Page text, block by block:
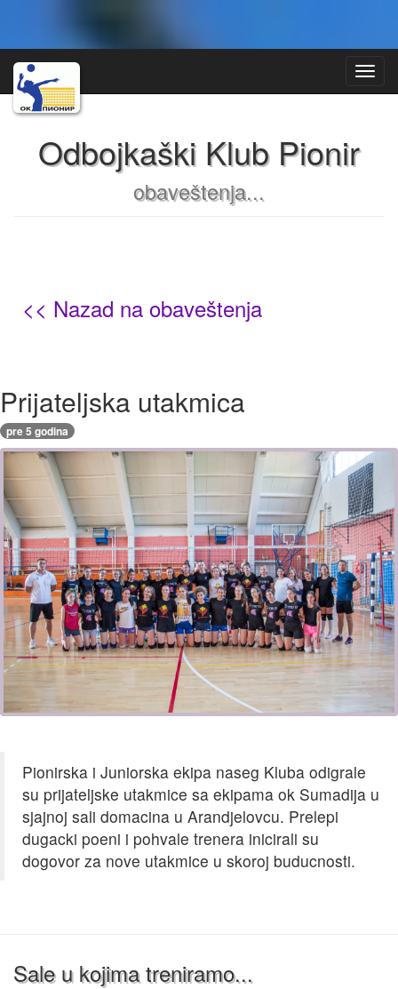
Odbojkaški Klub Pionir
obaveštenja...
<< Nazad na obaveštenja
Prijateljska utakmica
pre 5 godina
Pionirska i Juniorska ekipa naseg Kluba odigrale
su prijateljske utakmice sa ekipama ok Sumadija u
sjajnoj sali domacina u Arandjelovcu. Prelepi
dugacki poeni i pohvale trenera inicirali su
dogovor za nove utakmice u skoroj buducnosti.
Sale u kojima treniramo...